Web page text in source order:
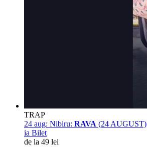
TRAP
24 aug: Nibiru: RAVA (24 AUGUST)
ia Bilet
de la 49 lei